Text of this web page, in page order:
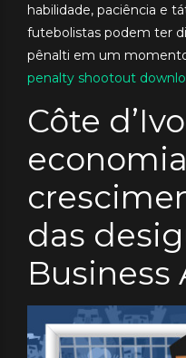
habilidade, paciência e
futebolistas podem ter
pênalti em um
penalty shootout
Côte
das
Business